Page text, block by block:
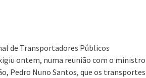
de Transportadores Públicos
ontem, numa reunião com o ministro
Pedro Nuno Santos, que os transportes